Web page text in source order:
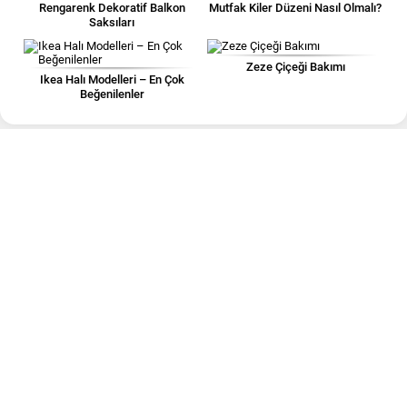
Rengarenk Dekoratif Balkon
Saksıları
Mutfak Kiler Düzeni Nasıl Olmalı?
Ikea Halı Modelleri – En Çok
Beğenilenler
Zeze Çiçeği Bakımı